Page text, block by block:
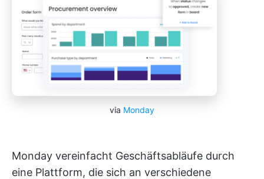
via Monday
Monday vereinfacht Geschäftsabläufe durch
eine Plattform, die sich an verschiedene